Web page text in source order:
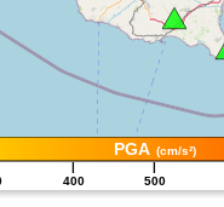
PGA (cm/s²)
|
400
|
500